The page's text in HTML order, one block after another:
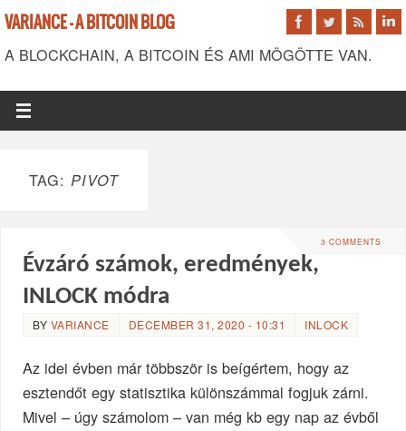
VARIANCE - A BITCOIN BLOG
A BLOCKCHAIN, A BITCOIN ÉS AMI MÖGÖTTE VAN.
TAG: PIVOT
3 COMMENTS
Évzáró számok, eredmények,
INLOCK módra
BY VARIANCE DECEMBER 31, 2020 - 10:31 INLOCK
Az idei évben már többször is beígértem, hogy az
esztendőt egy statisztika különszámmal fogjuk zárni.
Mivel – úgy számolom – van még kb egy nap az évből